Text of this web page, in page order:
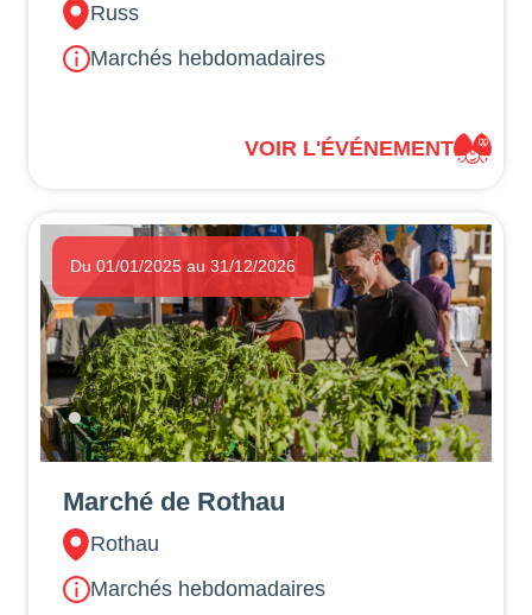
Russ
Marchés hebdomadaires
VOIR L'ÉVÉNEMENT
Du 01/01/2025 au 31/12/2026
Marché de Rothau
Rothau
Marchés hebdomadaires